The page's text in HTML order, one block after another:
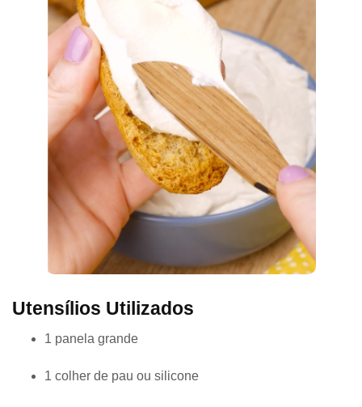
Utensílios Utilizados
1 panela grande
1 colher de pau ou silicone